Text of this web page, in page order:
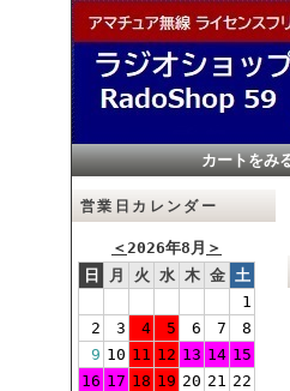
カートをみ
営業日カレンダー
＜2026年8月 ＞
日
月 火 水 木 金 土
1
2
3 4 5 6 7
8
9 10 11 12 13 14 15
16 17 18 19 20 21 22